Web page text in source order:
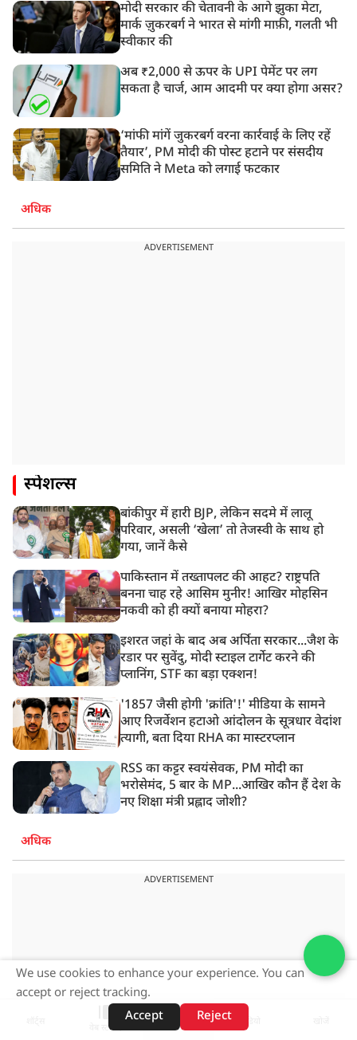
मोदी सरकार की चेतावनी के आगे झुका मेटा,
मार्क ज़ुकरबर्ग ने भारत से मांगी माफ़ी, गलती भी
स्वीकार की
अब ₹2,000 से ऊपर के UPI पेमेंट पर लग
सकता है चार्ज, आम आदमी पर क्या होगा असर?
‘मांफी मांगें जुकरबर्ग वरना कार्रवाई के लिए रहें
तैयार’, PM मोदी की पोस्ट हटाने पर संसदीय
समिति ने Meta को लगाई फटकार
अधिक
ADVERTISEMENT
स्पेशल्स
बांकीपुर में हारी BJP, लेकिन सदमे में लालू
परिवार, असली ‘खेला’ तो तेजस्वी के साथ हो
गया, जानें कैसे
पाकिस्तान में तख्तापलट की आहट? राष्ट्रपति
बनना चाह रहे आसिम मुनीर! आखिर मोहसिन
नकवी को ही क्यों बनाया मोहरा?
इशरत जहां के बाद अब अर्पिता सरकार...जैश के
रडार पर सुवेंदु, मोदी स्टाइल टार्गेट करने की
प्लानिंग, STF का बड़ा एक्शन!
'1857 जैसी होगी 'क्रांति'!' मीडिया के सामने
आए रिजर्वेशन हटाओ आंदोलन के सूत्रधार वेदांश
त्यागी, बता दिया RHA का मास्टरप्लान
RSS का कट्टर स्वयंसेवक, PM मोदी का
भरोसेमंद, 5 बार के MP...आखिर कौन हैं देश के
नए शिक्षा मंत्री प्रह्लाद जोशी?
अधिक
ADVERTISEMENT
वेब स्टोरीज़
We use cookies to enhance your experience. You can
accept or reject tracking.
Accept
Reject